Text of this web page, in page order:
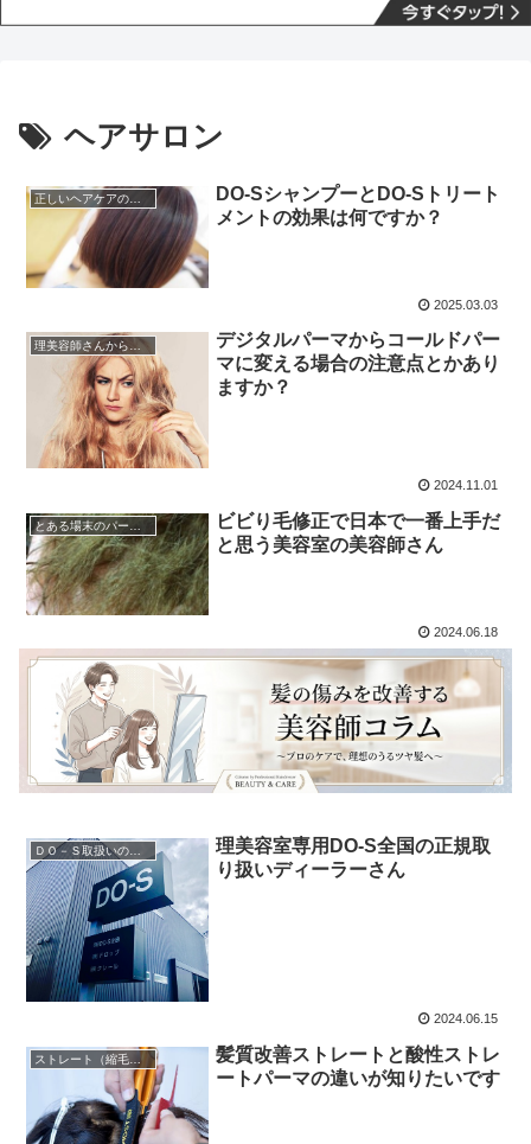
ヘアサロン
正しいヘアケアの仕方
DO-SシャンプーとDO-Sトリート
メントの効果は何ですか？
2025.03.03
理美容師さんからの質問
デジタルパーマからコールドパー
マに変える場合の注意点とかあり
ますか？
2024.11.01
とある場末のパーマ屋
ビビり毛修正で日本で一番上手だ
と思う美容室の美容師さん
2024.06.18
ＤＯ－Ｓ取扱いの理・美容室
理美容室専用DO-S全国の正規取
り扱いディーラーさん
2024.06.15
ストレート（縮毛矯正）
髪質改善ストレートと酸性ストレ
ートパーマの違いが知りたいです